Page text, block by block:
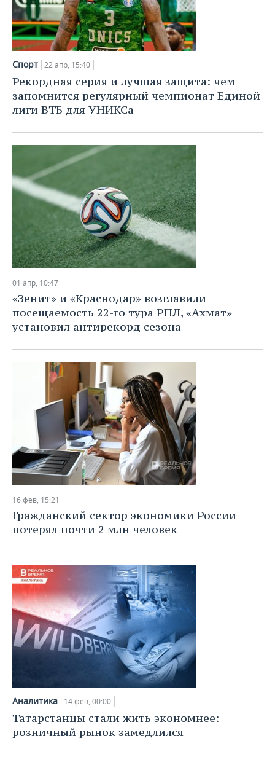
Спорт 22 апр, 15:40
Рекордная серия и лучшая защита: чем
запомнится регулярный чемпионат Единой
лиги ВТБ для УНИКСа
01 апр, 10:47
«Зенит» и «Краснодар» возглавили
посещаемость 22-го тура РПЛ, «Ахмат»
установил антирекорд сезона
16 фев, 15:21
Гражданский сектор экономики России
потерял почти 2 млн человек
Аналитика 14 фев, 00:00
Татарстанцы стали жить экономнее:
розничный рынок замедлился